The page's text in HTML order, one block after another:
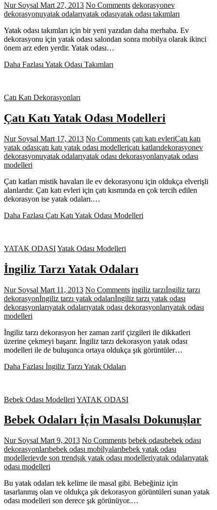
Nur Soysal Mart 27, 2013 No Comments dekorasyonev
dekorasyonuyatak odalarıyatak odasıyatak odası takımları
Yatak odası takımları için bir yeni yazıdan daha merhaba. Ev
dekorasyonu için yatak odası salondan sonra mobilya olarak ikinci
önem arz eden yerdir. Yatak odası…
Daha Fazlası Yatak Odası Takımları
Çatı Katı Dekorasyonları
Çatı Katı Yatak Odası Modelleri
Nur Soysal Mart 17, 2013 No Comments çatı katı evleriÇatı katı
yatak odasıçatı katı yatak odası modelleriçatı katlarıdekorasyonev
dekorasyonuyatak odalarıyatak odası dekorasyonlarıyatak odası
modelleri
Çatı katları mistik havaları ile ev dekorasyonu için oldukça elverişli
alanlardır. Çatı katı evleri için çatı kısmında en çok tercih edilen
dekorasyon ise yatak odaları.…
Daha Fazlası Çatı Katı Yatak Odası Modelleri
YATAK ODASIYatak Odası Modelleri
İngiliz Tarzı Yatak Odaları
Nur Soysal Mart 11, 2013 No Comments ingiliz tarzıİngiliz tarzı
dekorasyonİngiliz tarzı yatak odalarıİngiliz tarzı yatak odası
dekorasyonlarıyatak odalarıyatak odası dekorasyonlarıyatak odası
modelleri
İngiliz tarzı dekorasyon her zaman zarif çizgileri ile dikkatleri
üzerine çekmeyi başarır. İngiliz tarzı dekorasyon yatak odası
modelleri ile de buluşunca ortaya oldukça şık görüntüler…
Daha Fazlası İngiliz Tarzı Yatak Odaları
Bebek Odası Modelleri YATAK ODASI
Bebek Odaları İçin Masalsı Dokunuşlar
Nur Soysal Mart 9, 2013 No Comments bebek odasıbebek odası
dekorasyonlarıbebek odası mobilyalarıbebek yatak odası
modellerievde son trendşık yatak odası modelleriyatak odalarıyatak
odası modelleri
Bu yatak odaları tek kelime ile masal gibi. Bebeğiniz için
tasarlanmış olan ve oldukça şık dekorasyon görüntüleri sunan yatak
odası modelleri son derece şık görünüyor.…